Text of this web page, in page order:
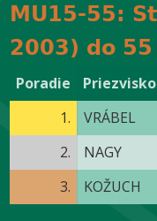
MU15-55:
2003) do
Poradie Priezvisko
1.
VRÁBEL
2.
NAGY
3.
KOŽUCH